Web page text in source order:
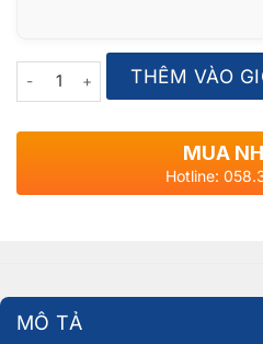
Quantity THÊM VÀO
MUA
Hotline:
MÔ TẢ